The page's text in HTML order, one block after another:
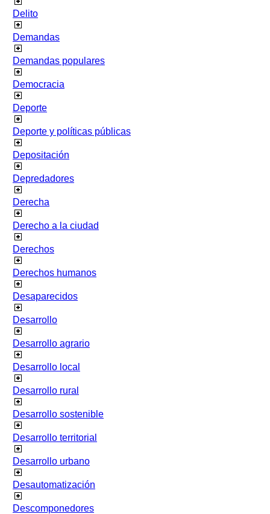
Delito
Demandas
Demandas populares
Democracia
Deporte
Deporte y políticas públicas
Depositación
Depredadores
Derecha
Derecho a la ciudad
Derechos
Derechos humanos
Desaparecidos
Desarrollo
Desarrollo agrario
Desarrollo local
Desarrollo rural
Desarrollo sostenible
Desarrollo territorial
Desarrollo urbano
Desautomatización
Descomponedores